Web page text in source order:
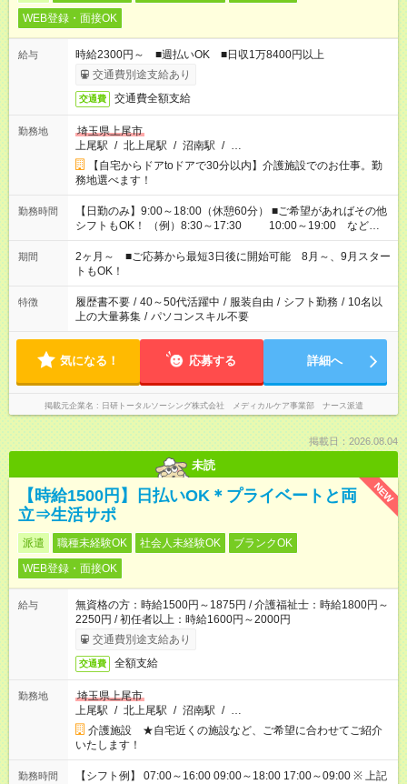
WEB登録・面接OK
給与
時給2300円～ ■週払いOK ■日収1万8400円以上
交通費別途支給あり
交通費 交通費全額支給
勤務地
埼玉県上尾市
上尾駅 / 北上尾駅 / 沼南駅 / …
【自宅からドアtoドアで30分以内】介護施設でのお仕事。勤
務地選べます！
勤務時間
【日勤のみ】9:00～18:00（休憩60分） ■ご希望があればその他
シフトもOK！ （例）8:30～17:30 10:00～19:00 など
「家族とお休みを合わせたい」 「余裕を持って夕飯の準備がし
たい」 「できれば残業はしたくない」 など、ご希望があれば教
えてくださいね。 ※Wワーク希望の方へ 今ご覧のお仕事で希望
する勤務時間と、もう1つのお仕事の勤務時間。 合計で週40時
間を超える場合は応募できません
期間
2ヶ月～ ■ご応募から最短3日後に開始可能 8月～、9月スター
トもOK！
特徴 履歴書不要 / 40～50代活躍中 / 服装自由 / シフト勤務 / 10名以
上の大量募集 / パソコンスキル不要
気になる！ 応募する 詳細へ
掲載元企業名 日研トータルソーシング株式会社 メディカルケア事業部 ナース派遣
掲載日：2026.08.04
未読
NEW
【時給1500円】日払いOK＊プライベートと両
立⇒生活サポ
派遣 職種未経験OK 社会人未経験OK
ブランクOK
WEB登録・面接OK
給与
無資格の方：時給1500円～1875円 / 介護福祉士：時給1800円～
2250円 / 初任者以上：時給1600円～2000円
交通費別途支給あり
交通費 全額支給
勤務地
埼玉県上尾市
上尾駅 / 北上尾駅 / 沼南駅 / …
介護施設 ★自宅近くの施設など、ご希望に合わせてご紹介
いたします！
勤務時間
【シフト例】 07:00～16:00 09:00～18:00 17:00～09:00 ※ 上記